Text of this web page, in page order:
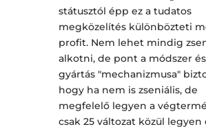
státusztól épp ez a tudatos
megközelítés különbözteti
profit. Nem lehet mindig
alkotni, de pont a módszer
gyártás "mechanizmusa"
hogy ha nem is zseniális, de
megfelelő legyen a
csak 25 változat közül legyen